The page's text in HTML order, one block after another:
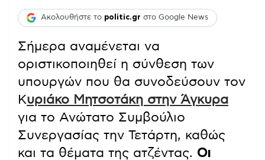
Ακολουθήστε το politic.gr στο Google News
Σήμερα αναμένεται να
οριστικοποιηθεί η σύνθεση των
υπουργών που θα συνοδεύσουν τον
Κυριάκο Μητσοτάκη στην Άγκυρα
για το Ανώτατο Συμβούλιο
Συνεργασίας την Τετάρτη, καθώς
και τα θέματα της ατζέντας. Οι